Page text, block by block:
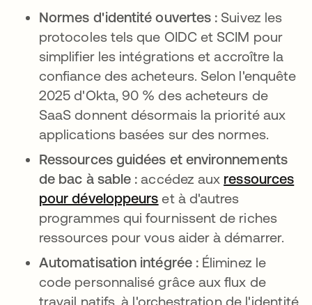
Normes d'identité ouvertes : Suivez les
protocoles tels que OIDC et SCIM pour
simplifier les intégrations et accroître la
confiance des acheteurs. Selon l'enquête
2025 d'Okta, 90 % des acheteurs de
SaaS donnent désormais la priorité aux
applications basées sur des normes.
Ressources guidées et environnements
de bac à sable : accédez aux ressources
pour développeurs s’ouvre dans un nouvel
et à d'autres
programmes qui fournissent de riches
ressources pour vous aider à démarrer.
Automatisation intégrée : Éliminez le
code personnalisé grâce aux flux de
travail natifs, à l'orchestration de l'identité